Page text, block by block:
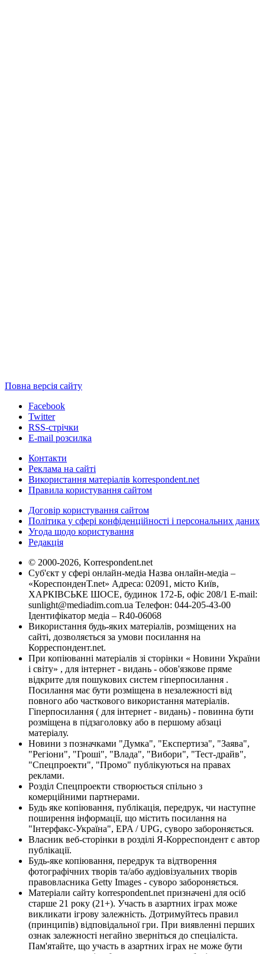
Повна версія сайту
Facebook
Twitter
RSS-стрічки
E-mail розсилка
Контакти
Реклама на сайті
Використання матеріалів korrespondent.net
Правила користування сайтом
Договір користування сайтом
Політика у сфері конфіденційності і персональних даних
Угода щодо користування
Редакція
© 2000-2026, Korrespondent.net
Суб'єкт у сфері онлайн-медіа Назва онлайн-медіа –
«КореспонденТ.net» Адреса: 02091, місто Київ,
ХАРКІВСЬКЕ ШОСЕ, будинок 172-Б, офіс 208/1 E-mail:
sunlight@mediadim.com.ua Телефон: 044-205-43-00
Ідентифікатор медіа – R40-06068
Використання будь-яких матеріалів, розміщених на
сайті, дозволяється за умови посилання на
Корреспондент.net.
При копіюванні матеріалів зі сторінки « Новини України
і світу» , для інтернет - видань - обов'язкове пряме
відкрите для пошукових систем гіперпосилання .
Посилання має бути розміщена в незалежності від
повного або часткового використання матеріалів.
Гіперпосилання ( для інтернет - видань) - повинна бути
розміщена в підзаголовку або в першому абзаці
матеріалу.
Новини з позначками "Думка", "Експертиза", "Заява",
"Регіони", "Гроші", "Влада", "Вибори", "Тест-драйв",
"Спецпроекти", "Промо" публікуються на правах
реклами.
Розділ Спецпроекти створюється спільно з
комерційними партнерами.
Будь яке копіювання, публікація, передрук, чи наступне
поширення інформації, що містить посилання на
"Інтерфакс-Україна", EPA / UPG, суворо забороняється.
Власник веб-сторінки в розділі Я-Корреспондент є автор
публікації.
Будь-яке копіювання, передрук та відтворення
фотографічних творів та/або аудіовізуальних творів
правовласника Getty Images - суворо забороняється.
Матеріали сайту korrespondent.net призначені для осіб
старше 21 року (21+). Участь в азартних іграх може
викликати ігрову залежність. Дотримуйтесь правил
(принципів) відповідальної гри. При виявленні перших
ознак залежності негайно зверніться до спеціаліста.
Пам'ятайте, що участь в азартних іграх не може бути